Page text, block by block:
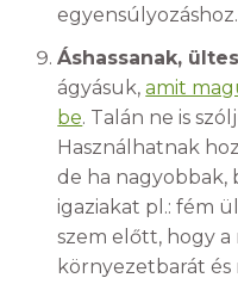
egyensúlyozáshoz.
Áshassanak,
ágyásuk,amit
be. Talán ne is
Használhatnak
de ha nagyobbak,
igaziakat pl.: fém
szem előtt, hogy
környezetbarát